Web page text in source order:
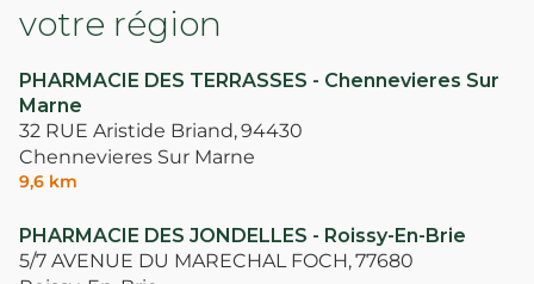
votre région
PHARMACIE DES TERRASSES - Chennevieres Sur
Marne
32 RUE Aristide Briand,94430
Chennevieres Sur Marne
9,6 km
PHARMACIE DES JONDELLES - Roissy-En-Brie
5/7 AVENUE DU MARECHAL FOCH,77680